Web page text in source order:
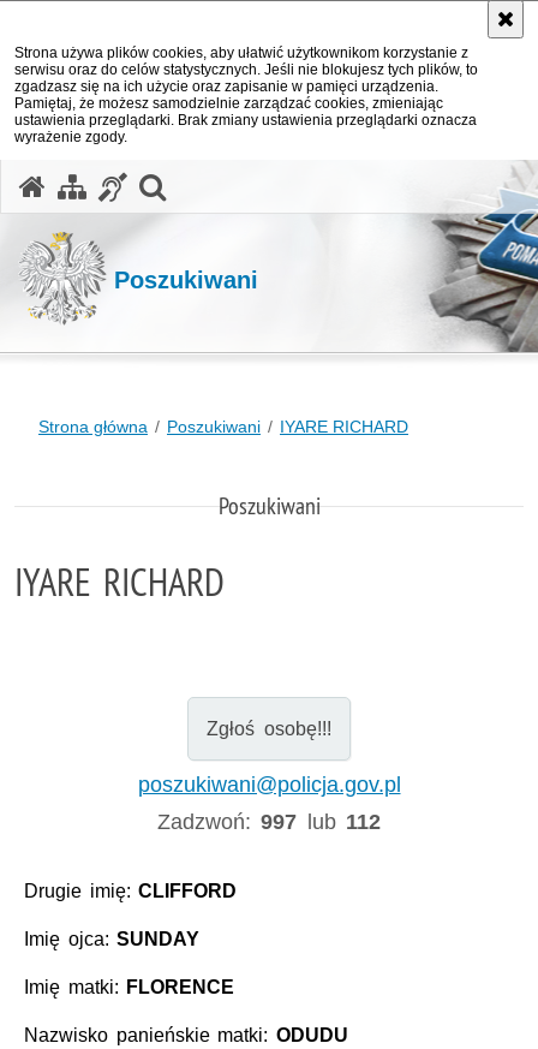
Strona używa plików cookies, aby ułatwić użytkownikom korzystanie z
serwisu oraz do celów statystycznych. Jeśli nie blokujesz tych plików, to
zgadzasz się na ich użycie oraz zapisanie w pamięci urządzenia.
Pamiętaj, że możesz samodzielnie zarządzać cookies, zmieniając
ustawienia przeglądarki. Brak zmiany ustawienia przeglądarki oznacza
wyrażenie zgody.
Poszukiwani
Strona główna Poszukiwani IYARE RICHARD
Poszukiwani
IYARE RICHARD
Zgłoś osobę!!!
poszukiwani@policja.gov.pl
Zadzwoń:997 lub 112
Drugie imię:CLIFFORD
Imię ojca:SUNDAY
Imię matki: FLORENCE
Nazwisko panieńskie matki: ODUDU